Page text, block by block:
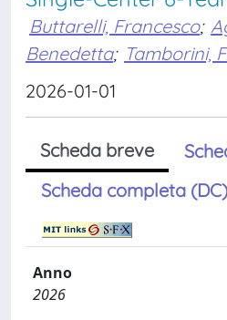
Buttarelli, Francesco;
Benedetta; Tamborini,
2026-01-01
Scheda breve
Scheda completa (DC)
Anno
2026